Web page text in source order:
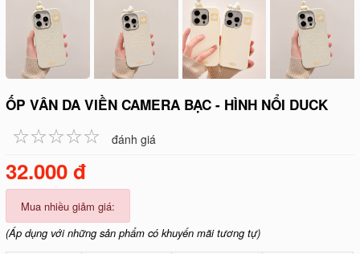
ỐP VÂN DA VIỀN CAMERA BẠC - HÌNH NỔI DUCK
☆☆☆☆☆
★★★★★ đánh giá
32.000 đ
Mua nhiều giảm giá:
(Áp dụng với những sản phẩm có khuyến mãi tương tự)